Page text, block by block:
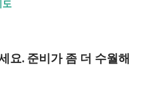
도
요. 준비가 좀 더 수월해